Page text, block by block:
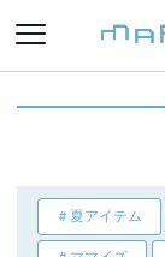
＃夏アイテム